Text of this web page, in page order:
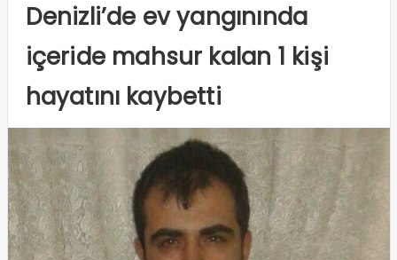
Denizli’de ev yangınında
içeride mahsur kalan 1 kişi
hayatını kaybetti